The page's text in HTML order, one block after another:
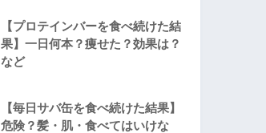
【プロテインバーを食べ続けた結
果】一日何本？痩せた？効果は？
など
【毎日サバ缶を食べ続けた結果】
危険？髪・肌・食べてはいけな